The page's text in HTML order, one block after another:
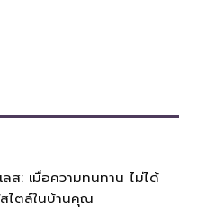
ลส: เมื่อความทนทาน ไม่ได้
ไตล์ในบ้านคุณ